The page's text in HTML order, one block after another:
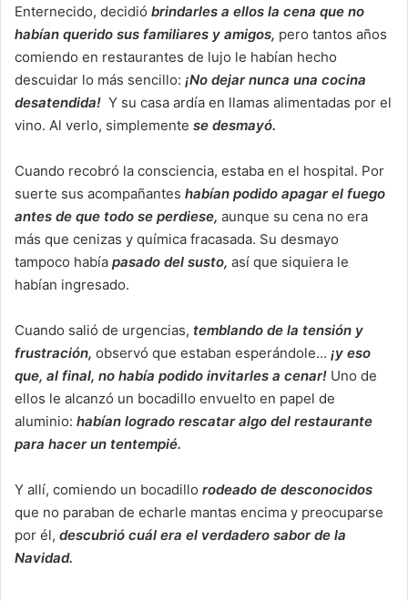
Enternecido, decidió brindarles a ellos la cena que no
habían querido sus familiares y amigos, pero tantos años
comiendo en restaurantes de lujo le habían hecho
descuidar lo más sencillo: ¡No dejar nunca una cocina
desatendida! Y su casa ardía en llamas alimentadas por el
vino. Al verlo, simplemente se desmayó.
Cuando recobró la consciencia, estaba en el hospital. Por
suerte sus acompañantes habían podido apagar el fuego
antes de que todo se perdiese, aunque su cena no era
más que cenizas y química fracasada. Su desmayo
tampoco había pasado del susto, así que siquiera le
habían ingresado.
Cuando salió de urgencias, temblando de la tensión y
frustración, observó que estaban esperándole… ¡y eso
que, al final, no había podido invitarles a cenar! Uno de
ellos le alcanzó un bocadillo envuelto en papel de
aluminio: habían logrado rescatar algo del restaurante
para hacer un tentempié.
Y allí, comiendo un bocadillo rodeado de desconocidos
que no paraban de echarle mantas encima y preocuparse
por él, descubrió cuál era el verdadero sabor de la
Navidad.